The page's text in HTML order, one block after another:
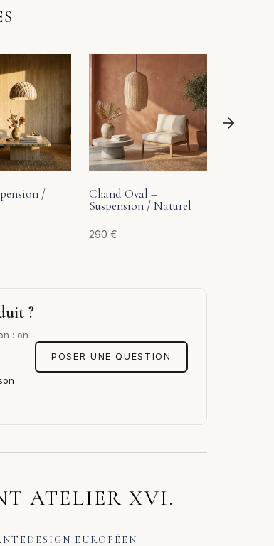
/
Chand Oval –
Suspension / Naturel
290€
189
?
: on
POSER UNE QUESTION
ATELIER XVI.
DESIGN EUROPÉEN